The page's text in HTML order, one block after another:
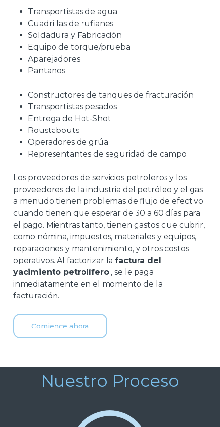
Transportistas de agua
Cuadrillas de rufianes
Soldadura y Fabricación
Equipo de torque/prueba
Aparejadores
Pantanos
Constructores de tanques de fracturación
Transportistas pesados
Entrega de Hot-Shot
Roustabouts
Operadores de grúa
Representantes de seguridad de campo
Los proveedores de servicios petroleros y los
proveedores de la industria del petróleo y el gas
a menudo tienen problemas de flujo de efectivo
cuando tienen que esperar de 30 a 60 días para
el pago. Mientras tanto, tienen gastos que cubrir,
como nómina, impuestos, materiales y equipos,
reparaciones y mantenimiento, y otros costos
operativos. Al factorizar lafactura del
yacimiento petrolífero , se le paga
inmediatamente en el momento de la
facturación.
Comience ahora
Nuestro Proceso